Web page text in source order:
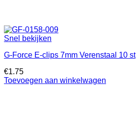
Snel bekijken
G-Force E-clips 7mm Verenstaal 10 st
€1.75
Toevoegen aan winkelwagen